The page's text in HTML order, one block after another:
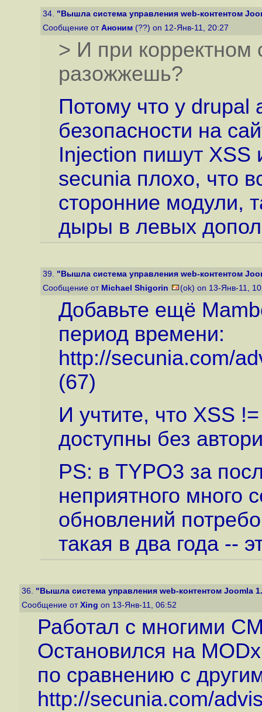
34. "Вышла система управления web-контентом
Сообщение от Аноним (??) on 12-Янв-11, 20:27
> И при корректном
разожжешь?
Потому что у drupal
безопасности на
Injection пишут XSS
secunia плохо, что
сторонние модули,
дыры в левых
39. "Вышла система управления web-контентом
Сообщение от Michael Shigorin (ok) on 13-Янв-11,
Добавьте ещё
период времени:
http://secunia.com/
(67)
И учтите, что XSS
доступны без
PS: в TYPO3 за
неприятного много
обновлений
такая в два года --
36. "Вышла система управления web-контентом Joomla
Сообщение от Xing on 13-Янв-11, 06:52
Работал с многими
Остановился на
по сравнению с
http://secunia.com/